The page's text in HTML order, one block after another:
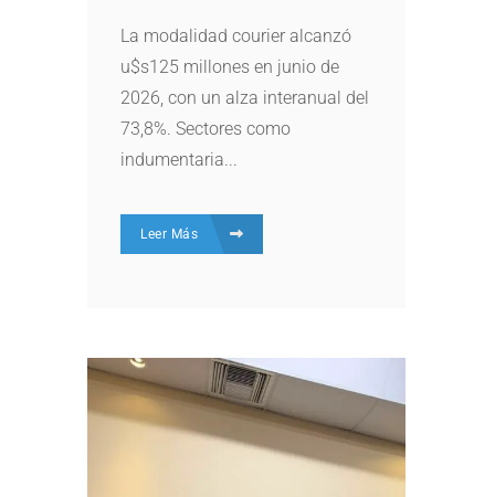
La modalidad courier alcanzó
u$s125 millones en junio de
2026, con un alza interanual del
73,8%. Sectores como
indumentaria...
Leer Más